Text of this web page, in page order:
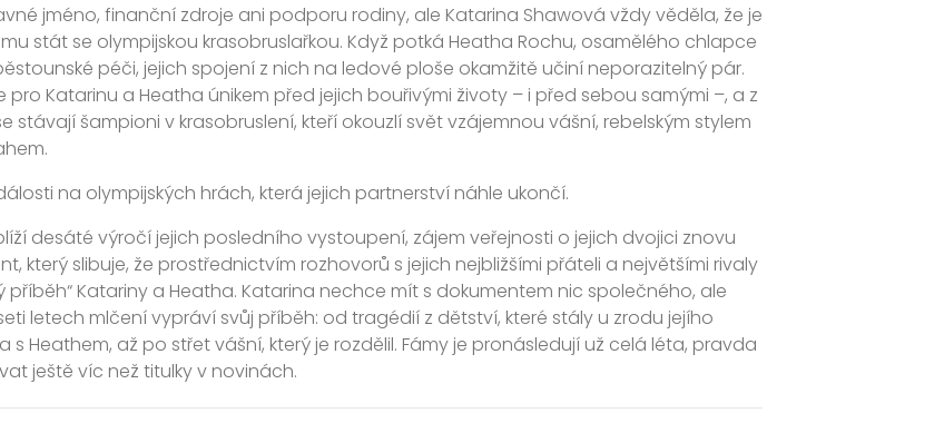
jméno, finanční zdroje ani podporu rodiny, ale Katarina Shawová vždy věděla, že je
stát se olympijskou krasobruslařkou. Když potká Heatha Rochu, osamělého chlapce
péči, jejich spojení z nich na ledové ploše okamžitě učiní neporazitelný pár.
pro Katarinu a Heatha únikem před jejich bouřivými životy – i před sebou samými –, a z
stávají šampioni v krasobruslení, kteří okouzlí svět vzájemnou vášní, rebelským stylem
na olympijských hrách, která jejich partnerství náhle ukončí.
desáté výročí jejich posledního vystoupení, zájem veřejnosti o jejich dvojici znovu
který slibuje, že prostřednictvím rozhovorů s jejich nejbližšími přáteli a největšími rivaly
příběh“ Katariny a Heatha. Katarina nechce mít s dokumentem nic společného, ale
letech mlčení vypráví svůj příběh: od tragédií z dětství, které stály u zrodu jejího
s Heathem, až po střet vášní, který je rozdělil. Fámy je pronásledují už celá léta, pravda
ještě víc než titulky v novinách.